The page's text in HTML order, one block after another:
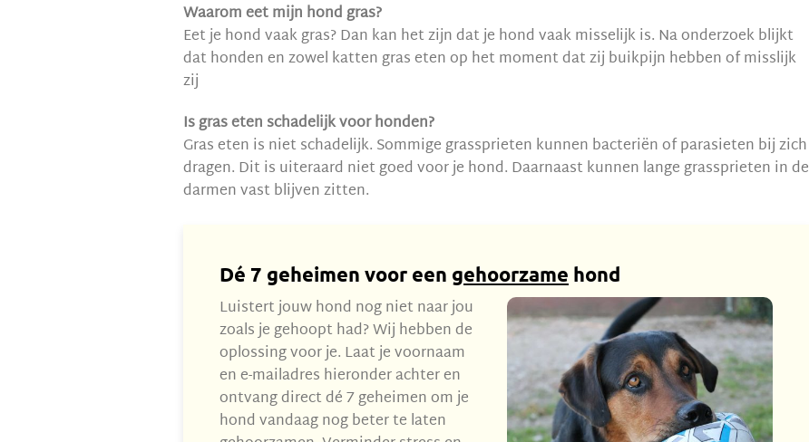
Waarom eet mijn hond gras?
Eet je hond vaak gras? Dan kan het zijn dat je hond vaak misselijk is. Na onderzoek blijkt
dat honden en zowel katten gras eten op het moment dat zij buikpijn hebben of misslijk
zij
Is gras eten schadelijk voor honden?
Gras eten is niet schadelijk. Sommige grassprieten kunnen bacteriën of parasieten bij zich
dragen. Dit is uiteraard niet goed voor je hond. Daarnaast kunnen lange grassprieten in de
darmen vast blijven zitten.
Dé 7 geheimen voor een gehoorzame hond
Luistert jouw hond nog niet naar jou
zoals je gehoopt had? Wij hebben de
oplossing voor je. Laat je voornaam
en e-mailadres hieronder achter en
ontvang direct dé 7 geheimen om je
hond vandaag nog beter te laten